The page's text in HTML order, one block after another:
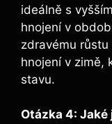
ideálně s
hnojení v
zdravému
hnojení v zimě,
stavu.
Otázka 4: